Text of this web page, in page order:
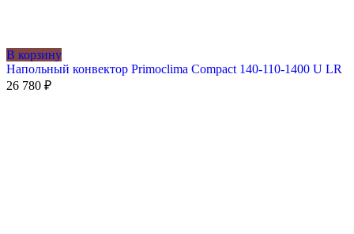
В корзину
Напольный конвектор Primoclima Compact 140-110-1400 U LR
26 780 ₽